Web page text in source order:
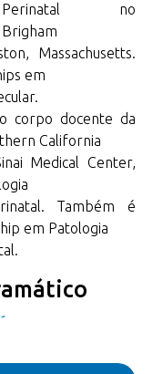
Perinatal no
Brigham
Massachusetts.
em
corpo docente da
California
Medical Center,
Também é
em Patologia